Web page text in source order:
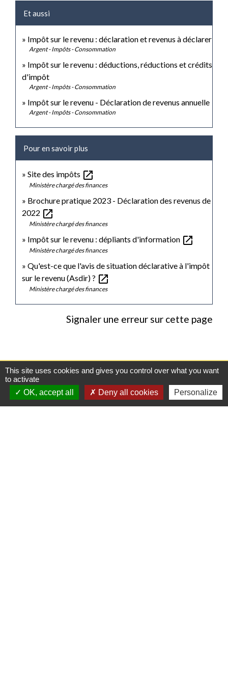
Et aussi
Impôt sur le revenu : déclaration et revenus à déclarer
Argent - Impôts - Consommation
Impôt sur le revenu : déductions, réductions et crédits
d'impôt
Argent - Impôts - Consommation
Impôt sur le revenu - Déclaration de revenus annuelle
Argent - Impôts - Consommation
Pour en savoir plus
Site des impôts open_in_new
Ministère chargé des finances
Brochure pratique 2023 - Déclaration des revenus de
2022 open_in_new
Ministère chargé des finances
Impôt sur le revenu : dépliants d'information open_in_new
Ministère chargé des finances
Qu'est-ce que l'avis de situation déclarative à l'impôt
sur le revenu (Asdir) ? open_in_new
Ministère chargé des finances
Signaler une erreur sur cette page
Contacts
Mairie de Gasny
This site uses cookies and gives you control over what you want
to activate
OK, accept all
Deny all cookies Personalize